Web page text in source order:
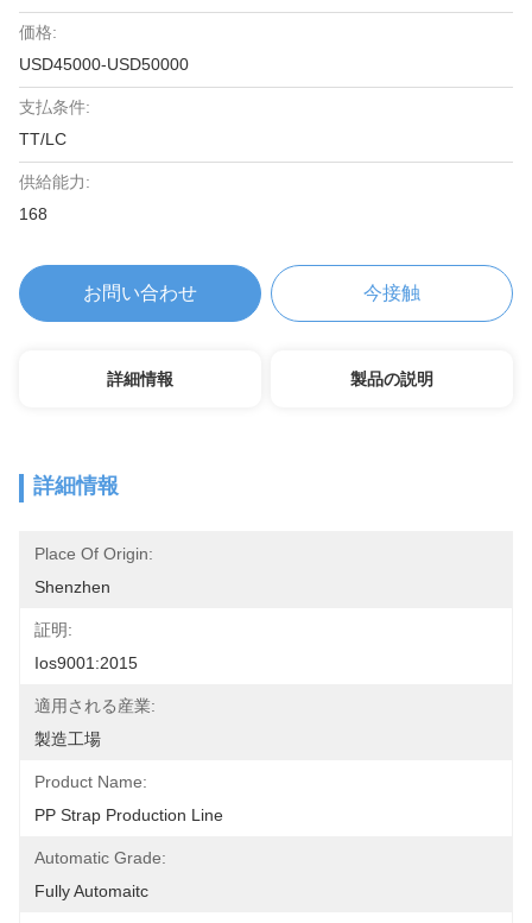
価格:
USD45000-USD50000
支払条件:
TT/LC
供給能力:
168
お問い合わせ 今接触
詳細情報 製品の説明
詳細情報
Place Of Origin:
Shenzhen
証明:
Ios9001:2015
適用される産業:
製造工場
Product Name:
PP Strap Production Line
Automatic Grade:
Fully Automaitc